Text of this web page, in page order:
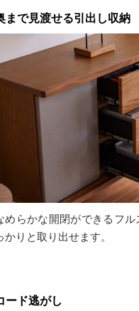
まで見渡せる引出し収納
めらかな開閉ができるフ
かりと取り出せます。
ード逃がし